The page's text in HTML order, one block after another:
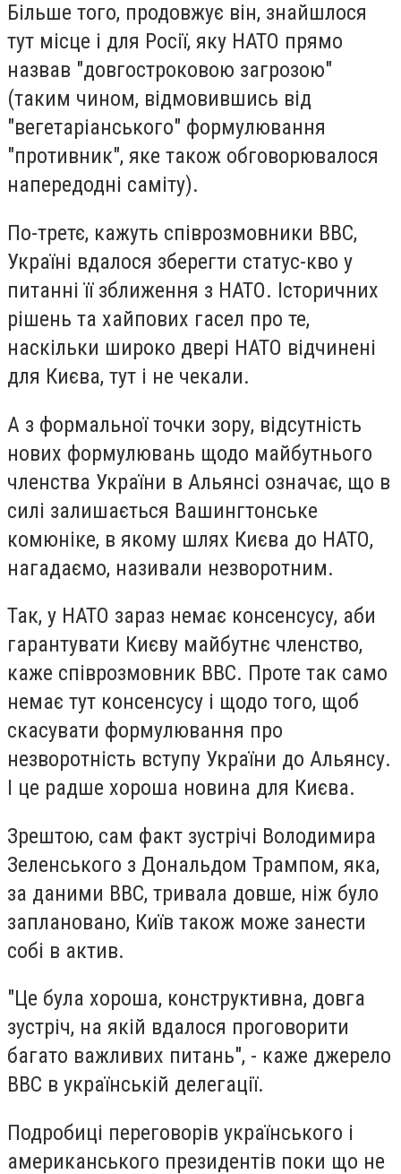
Більше того, продовжує він, знайшлося
тут місце і для Росії, яку НАТО прямо
назвав "довгостроковою загрозою"
(таким чином, відмовившись від
"вегетаріанського" формулювання
"противник", яке також обговорювалося
напередодні саміту).
По-третє, кажуть співрозмовники ВВС,
Україні вдалося зберегти статус-кво у
питанні її зближення з НАТО. Історичних
рішень та хайпових гасел про те,
наскільки широко двері НАТО відчинені
для Києва, тут і не чекали.
А з формальної точки зору, відсутність
нових формулювань щодо майбутнього
членства України в Альянсі означає, що в
силі залишається Вашингтонське
комюніке, в якому шлях Києва до НАТО,
нагадаємо, називали незворотним.
Так, у НАТО зараз немає консенсусу, аби
гарантувати Києву майбутнє членство,
каже співрозмовник ВВС. Проте так само
немає тут консенсусу і щодо того, щоб
скасувати формулювання про
незворотність вступу України до Альянсу.
І це радше хороша новина для Києва.
Зрештою, сам факт зустрічі Володимира
Зеленського з Дональдом Трампом, яка,
за даними ВВС, тривала довше, ніж було
заплановано, Київ також може занести
собі в актив.
"Це була хороша, конструктивна, довга
зустріч, на якій вдалося проговорити
багато важливих питань", - каже джерело
ВВС в українській делегації.
Подробиці переговорів українського і
американського президентів поки що не